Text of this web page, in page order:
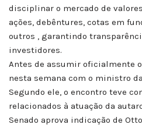
disciplinar o mercado de
ações, debêntures, cotas em
outros , garantindo
investidores.
Antes de assumir oficialmente
nesta semana com o ministro
Segundo ele, o encontro teve
relacionados à atuação da
Senado aprova indicação de